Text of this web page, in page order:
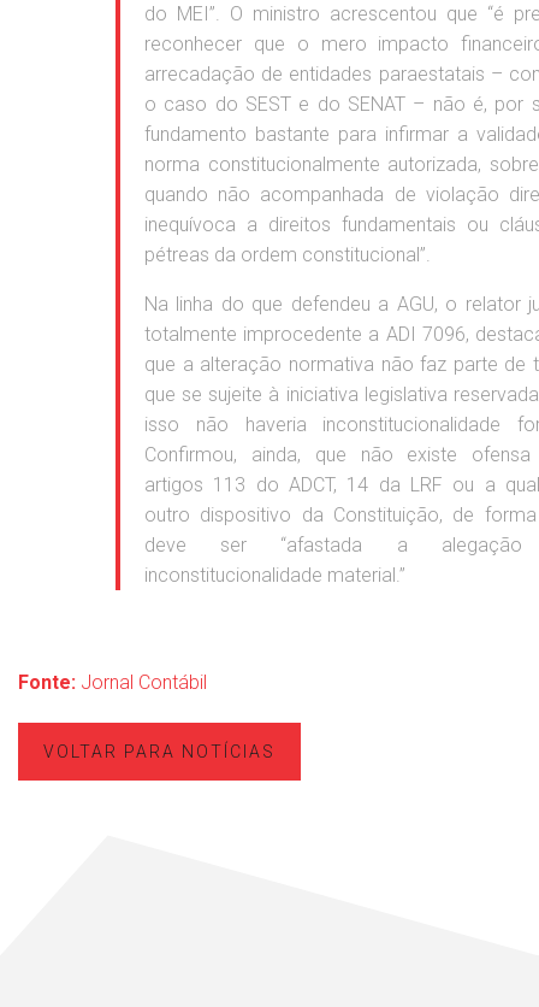
do MEI”. O ministro acrescentou que “é
reconhecer que o mero impacto
arrecadação de entidades paraestatais –
o caso do SEST e do SENAT – não é, por
fundamento bastante para infirmar a
norma constitucionalmente autorizada,
quando não acompanhada de violação
inequívoca a direitos fundamentais ou
pétreas da ordem constitucional”.
Na linha do que defendeu a AGU, o relator
totalmente improcedente a ADI 7096,
que a alteração normativa não faz parte de
que se sujeite à iniciativa legislativa
isso não haveria inconstitucionalidade
Confirmou, ainda, que não existe
artigos 113 do ADCT, 14 da LRF ou a
outro dispositivo da Constituição, de
deve ser “afastada a
inconstitucionalidade material.”
Fonte: Jornal Contábil
VOLTAR PARA NOTÍCIAS